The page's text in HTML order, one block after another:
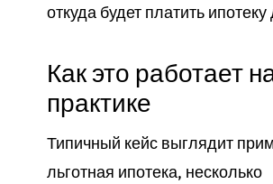
откуда будет платить
Как это работает
практике
Типичный кейс выглядит
льготная ипотека, несколько